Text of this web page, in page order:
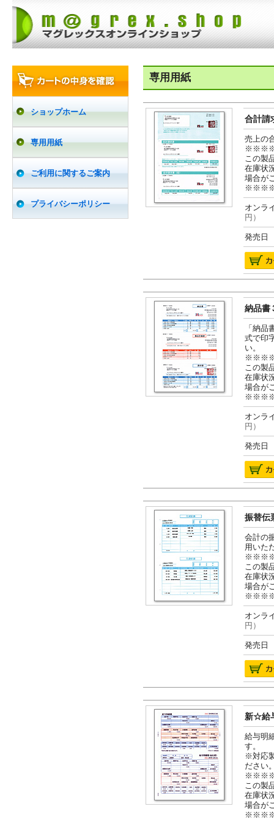
ショップホーム
専用用紙
ご利用に関するご案内
プライバシーポリシー
専用用紙
合計請
売上の
この製
在庫状
場合が
オン
円）
発売日
納品書
「納
式で印
い。
この製
在庫状
場合が
オン
円）
発売日
振替伝
会計の
用いた
この製
在庫状
場合が
オン
円）
発売日
新☆給
給与明
す。
※対応
ださい
この製
在庫状
場合が